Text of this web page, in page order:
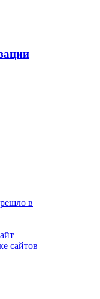
в
сайтов